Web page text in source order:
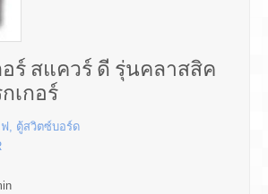
ร์ สแควร์ ดี รุ่นคลาสสิค
เกอร์
, ตู้สวิตซ์บอร์ด